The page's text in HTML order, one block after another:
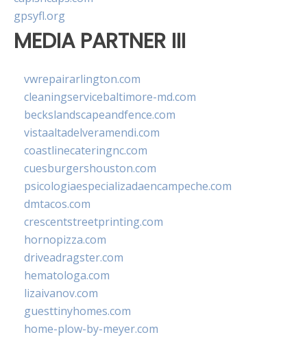
gpsyfl.org
MEDIA PARTNER III
vwrepairarlington.com
cleaningservicebaltimore-md.com
beckslandscapeandfence.com
vistaaltadelveramendi.com
coastlinecateringnc.com
cuesburgershouston.com
psicologiaespecializadaencampeche.com
dmtacos.com
crescentstreetprinting.com
hornopizza.com
driveadragster.com
hematologa.com
lizaivanov.com
guesttinyhomes.com
home-plow-by-meyer.com